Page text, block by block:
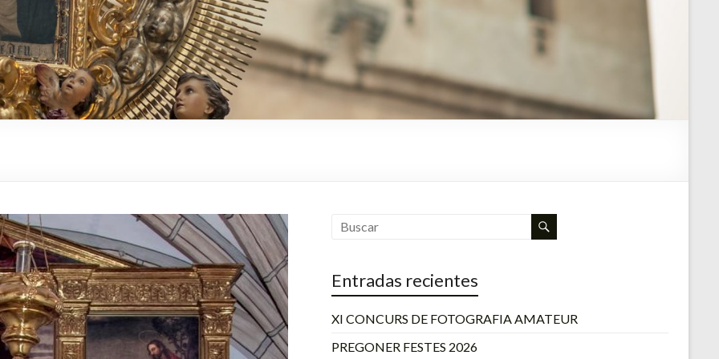
Entradas recientes
XI CONCURS DE FOTOGRAFIA AMATEUR
PREGONER FESTES 2026